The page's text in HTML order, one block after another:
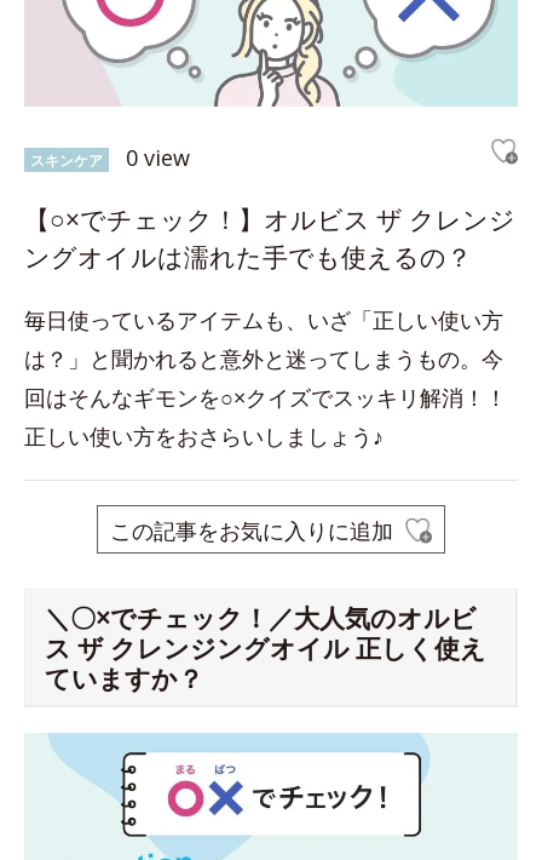
スキンケア 0 view
【○×でチェック！】オルビス ザ クレンジ
ングオイルは濡れた手でも使えるの？
毎日使っているアイテムも、いざ「正しい使い方
は？」と聞かれると意外と迷ってしまうもの。今
回はそんなギモンを○×クイズでスッキリ解消！！
正しい使い方をおさらいしましょう♪
この記事をお気に入りに追加
＼〇×でチェック！／大人気のオルビ
ス ザ クレンジングオイル 正しく使え
ていますか？